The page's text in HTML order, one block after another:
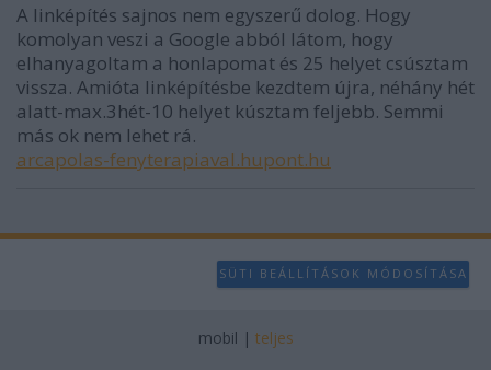
A linképítés sajnos nem egyszerű dolog. Hogy
komolyan veszi a Google abból látom, hogy
elhanyagoltam a honlapomat és 25 helyet csúsztam
vissza. Amióta linképítésbe kezdtem újra, néhány hét
alatt-max.3hét-10 helyet kúsztam feljebb. Semmi
más ok nem lehet rá.
arcapolas-fenyterapiaval.hupont.hu
SÜTI BEÁLLÍTÁSOK MÓDOSÍTÁSA
mobil | teljes